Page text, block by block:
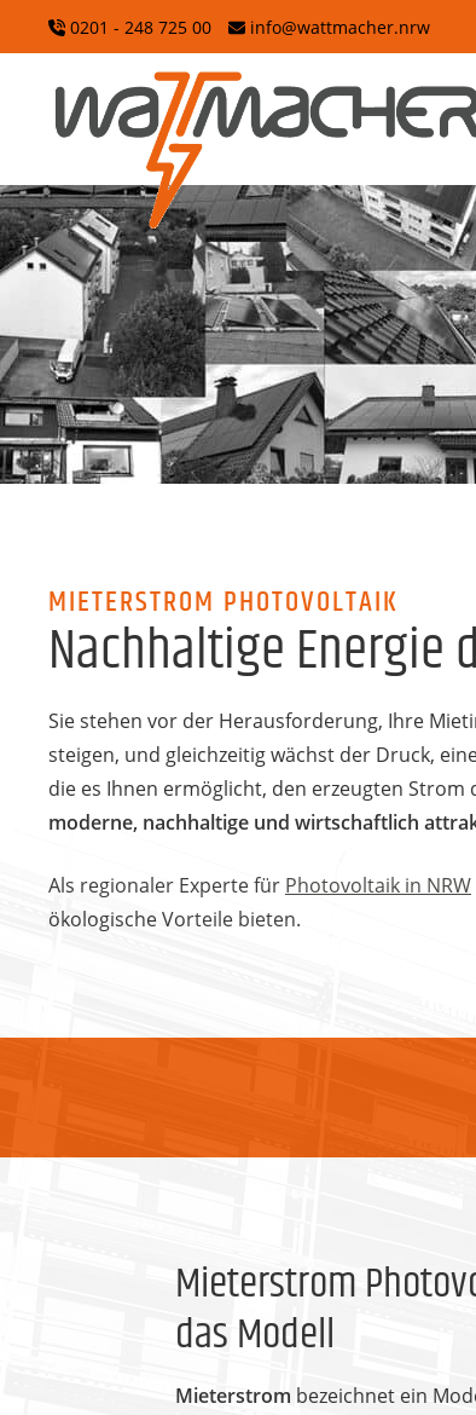
Hauptinhalt
wechseln
0201 - 248 725 00 info@wattmacher.nrw
MIETERSTROM PHOTOVOLTAIK
Nachhaltige
Sie stehen vor der Herausforderung, Ihre
steigen, und gleichzeitig wächst der Druck,
die es Ihnen ermöglicht, den erzeugten
moderne, nachhaltige und wirtschaftlich
Als regionaler Experte für Photovoltaik in NRW
ökologische Vorteile bieten.
Mieterstrom
das Modell
Mieterstrom bezeichnet ein